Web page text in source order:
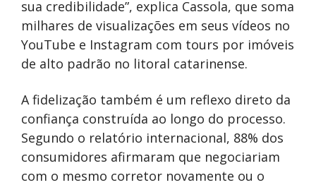
sua credibilidade”, explica Cassola, que soma
milhares de visualizações em seus vídeos no
YouTube e Instagram com tours por imóveis
de alto padrão no litoral catarinense.
A fidelização também é um reflexo direto da
confiança construída ao longo do processo.
Segundo o relatório internacional, 88% dos
consumidores afirmaram que negociariam
com o mesmo corretor novamente ou o